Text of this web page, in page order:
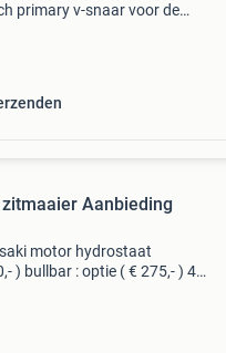
primary v-snaar voor de
Aanbieding
motor hydrostaat
) bullbar : optie ( € 275,- ) 4